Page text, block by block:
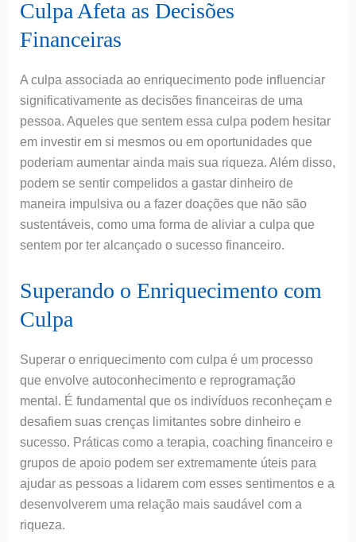
Culpa Afeta as Decisões
Financeiras
A culpa associada ao enriquecimento pode influenciar
significativamente as decisões financeiras de uma
pessoa. Aqueles que sentem essa culpa podem hesitar
em investir em si mesmos ou em oportunidades que
poderiam aumentar ainda mais sua riqueza. Além disso,
podem se sentir compelidos a gastar dinheiro de
maneira impulsiva ou a fazer doações que não são
sustentáveis, como uma forma de aliviar a culpa que
sentem por ter alcançado o sucesso financeiro.
Superando o Enriquecimento com
Culpa
Superar o enriquecimento com culpa é um processo
que envolve autoconhecimento e reprogramação
mental. É fundamental que os indivíduos reconheçam e
desafiem suas crenças limitantes sobre dinheiro e
sucesso. Práticas como a terapia, coaching financeiro e
grupos de apoio podem ser extremamente úteis para
ajudar as pessoas a lidarem com esses sentimentos e a
desenvolverem uma relação mais saudável com a
riqueza.